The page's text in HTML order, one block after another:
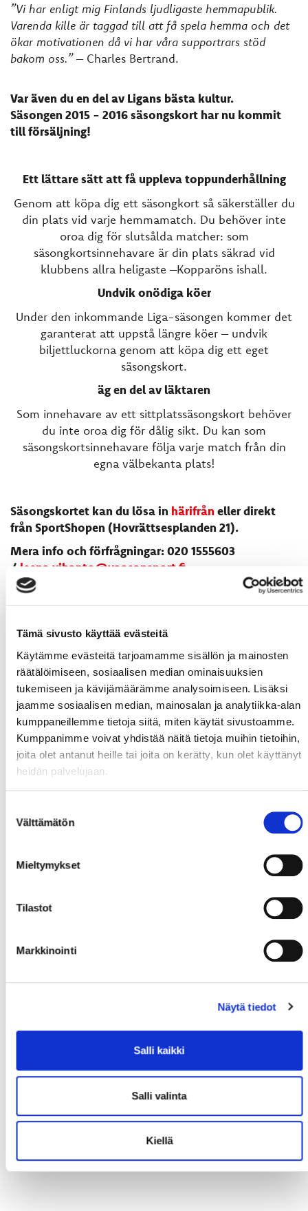
Tämä sivusto käyttää evästeitä
Käytämme evästeitä tarjoamamme sisällön ja mainosten
räätälöimiseen, sosiaalisen median ominaisuuksien
tukemiseen ja kävijämäärämme analysoimiseen. Lisäksi
jaamme sosiaalisen median, mainosalan ja analytiikka-alan
kumppaneillemme tietoja siitä, miten käytät sivustoamme.
Kumppanimme voivat yhdistää näitä tietoja muihin tietoihin,
joita olet antanut heille tai joita on kerätty, kun olet käyttänyt
heidän palvelujaan.
valinta
Välttämätön
Mieltymykset
Tilastot
Markkinointi
Näytä tiedot
Salli kaikki
Salli valinta
Kiellä
”Vi har enligt mig Finlands ljudligaste hemmapublik.
Varenda kille är taggad till att få spela hemma och det
ökar motivationen då vi har våra supportrars stöd
bakom oss.”– Charles Bertrand.
Var även du en del av Ligans bästa kultur.
Säsongen 2015 - 2016 säsongskort har nu kommit
till försäljning!
Ett lättare sätt att få uppleva toppunderhållning
Genom att köpa dig ett säsongkort så säkerställer du
din plats vid varje hemmamatch. Du behöver inte
oroa dig för slutsålda matcher: som
säsongkortsinnehavare är din plats säkrad vid
klubbens allra heligaste –Kopparöns ishall.
Undvik onödiga köer
Under den inkommande Liga-säsongen kommer det
garanterat att uppstå längre köer – undvik
biljettluckorna genom att köpa dig ett eget
säsongskort.
äg en del av läktaren
Som innehavare av ett sittplatssäsongskort behöver
du inte oroa dig för dålig sikt. Du kan som
säsongskortsinnehavare följa varje match från din
egna välbekanta plats!
Säsongskortet kan du lösa in härifråneller direkt
från SportShopen (Hovrättsesplanden 21).
Mera info och förfrågningar: 020 1555603
/ leena.vihanto@vaasansport.fi
SÄSONGSKORTSPRISER FÖR 2015 - 2016
Ståplats375€
Ståplats studerande/barn(Studiekortet måste
uppvisas)199€
Ståplats pensionär (Pensionärskortet måste
uppvisas)325€
Sittplats Bronze (A1, A9, C1)540€
Sittplats Silver (A2, A3, A7, A8, C2, C3, C7, C8)675€
Sittplats Gold (A6, C6, C5, C6)840€
Du har rmöjligheten att nu reservera din egen plats
även för säsongen 2015-2016, platserna går annars till
snabbt!